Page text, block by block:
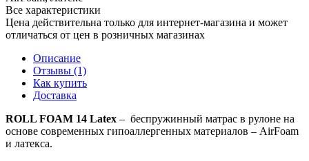
Все характеристики
Цена действительна только для интернет-магазина и может
отличаться от цен в розничных магазинах
Описание
Отзывы (1)
Как купить
Доставка
ROLL FOAM 14 Latex – беспружинный матрас в рулоне на
основе современных гипоаллергенных материалов – AirFoam
и латекса.